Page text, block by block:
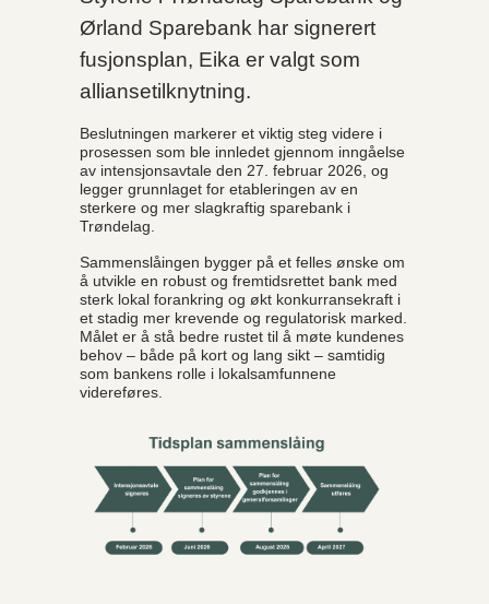
Ørland Sparebank har signerert
fusjonsplan, Eika er valgt som
alliansetilknytning.
Beslutningen markerer et viktig steg videre i
prosessen som ble innledet gjennom inngåelse
av intensjonsavtale den 27. februar 2026, og
legger grunnlaget for etableringen av en
sterkere og mer slagkraftig sparebank i
Trøndelag.
Sammenslåingen bygger på et felles ønske om
å utvikle en robust og fremtidsrettet bank med
sterk lokal forankring og økt konkurransekraft i
et stadig mer krevende og regulatorisk marked.
Målet er å stå bedre rustet til å møte kundenes
behov – både på kort og lang sikt – samtidig
som bankens rolle i lokalsamfunnene
videreføres.